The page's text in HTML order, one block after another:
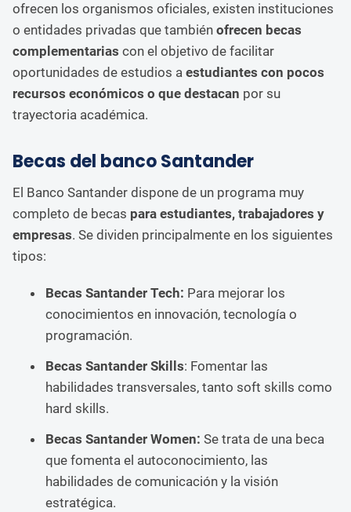
ofrecen los organismos oficiales, existen instituciones
o entidades privadas que también ofrecen becas
complementarias con el objetivo de facilitar
oportunidades de estudios a estudiantes con pocos
recursos económicos o que destacan por su
trayectoria académica.
Becas del banco Santander
El Banco Santander dispone de un programa muy
completo de becas para estudiantes, trabajadores y
empresas. Se dividen principalmente en los siguientes
tipos:
Becas Santander Tech: Para mejorar los
conocimientos en innovación, tecnología o
programación.
Becas Santander Skills: Fomentar las
habilidades transversales, tanto soft skills como
hard skills.
Becas Santander Women: Se trata de una beca
que fomenta el autoconocimiento, las
habilidades de comunicación y la visión
estratégica.